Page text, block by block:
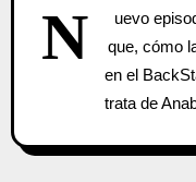
N
uevo
que, cómo
en el
trata de